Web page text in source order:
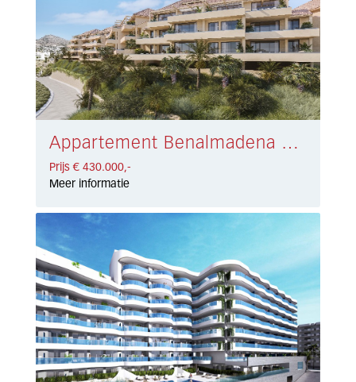
Appartement Benalmadena Costa € 430.000,-
Prijs € 430.000,-
Meer informatie